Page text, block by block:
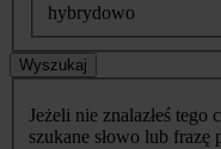
hybrydowo
Wyszukaj
Jeżeli nie znalazłeś tego
szukane słowo lub frazę